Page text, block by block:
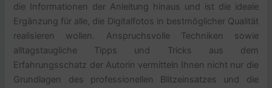
die Informationen der Anleitung hinaus und ist die ideale
Ergänzung für alle, die Digitalfotos in bestmöglicher Qualität
realisieren wollen. Anspruchsvolle Techniken sowie
alltagstaugliche Tipps und Tricks aus dem
Erfahrungsschatz der Autorin vermitteln Ihnen nicht nur die
Grundlagen des professionellen Blitzeinsatzes und die